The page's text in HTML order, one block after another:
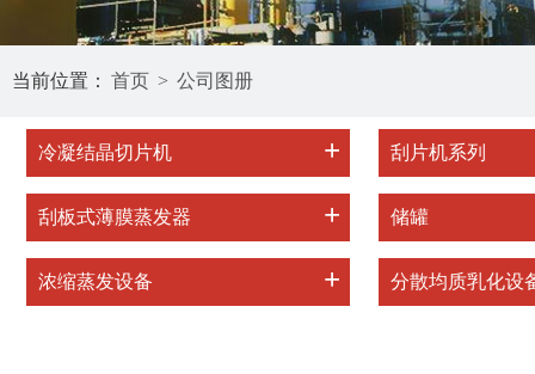
当前位置： 首页 > 公司图册
冷凝结晶切片机 + 刮片机系列
刮板式薄膜蒸发器 + 储罐
浓缩蒸发设备 + 分散均质乳化设